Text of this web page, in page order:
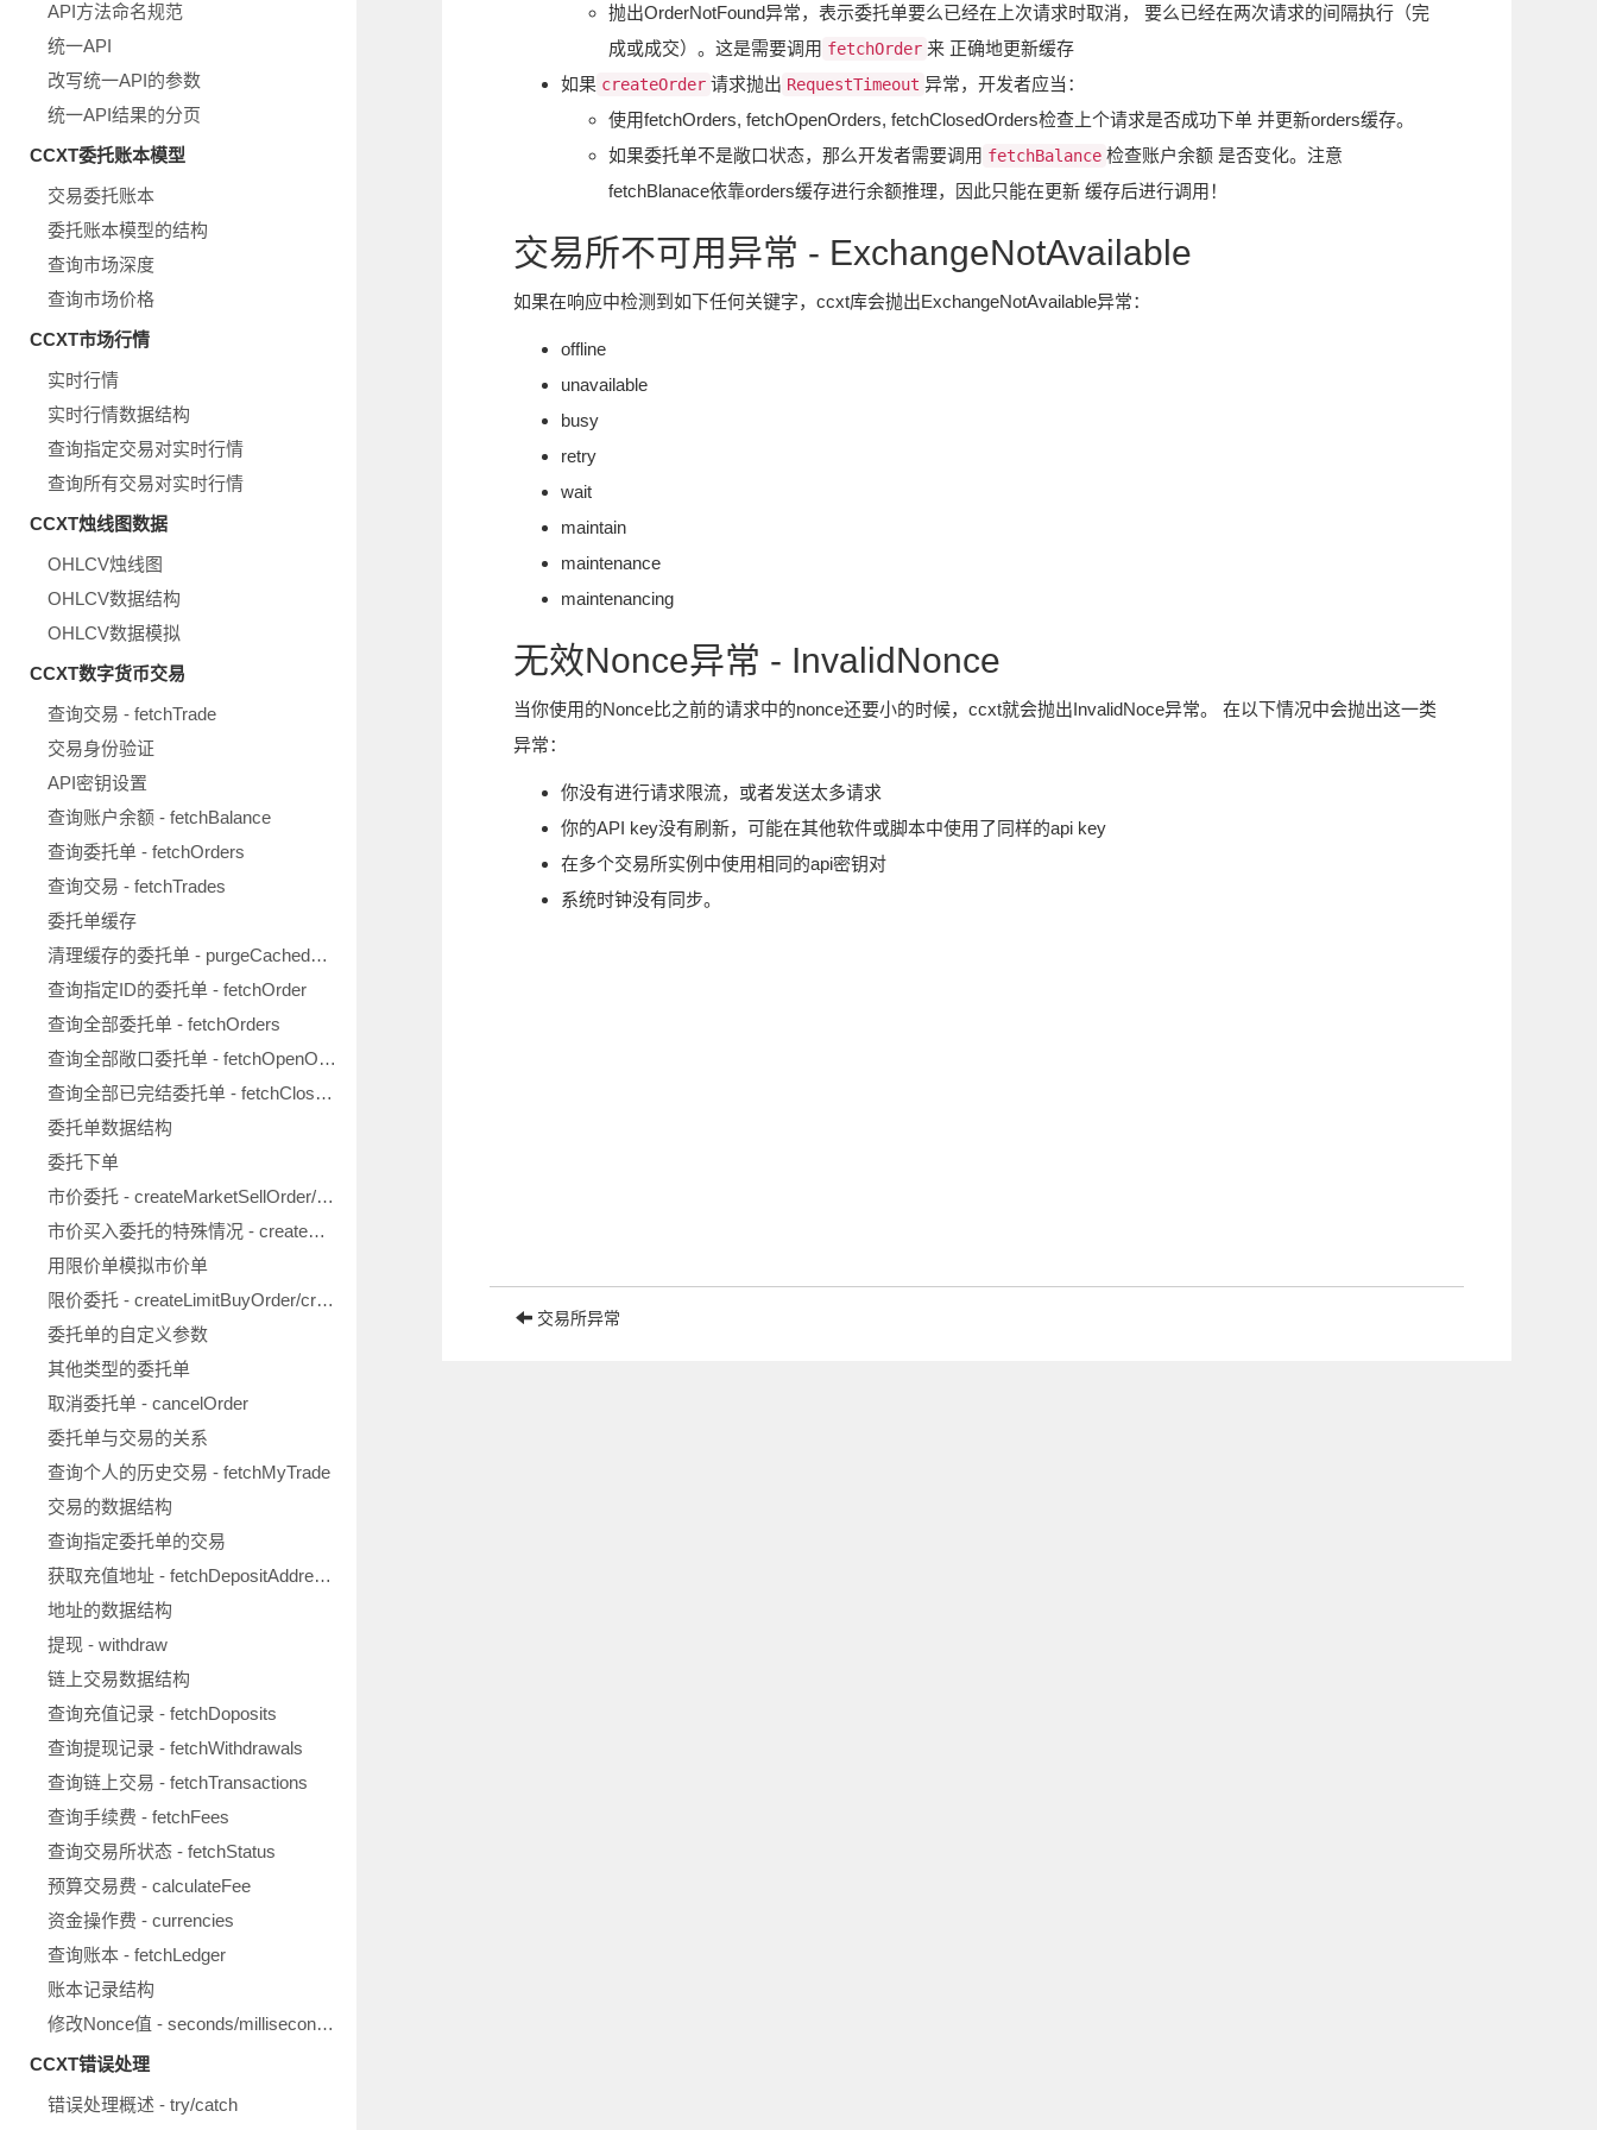
API方法命名规范
统一API
改写统一API的参数
统一API结果的分页
CCXT委托账本模型
交易委托账本
委托账本模型的结构
查询市场深度
查询市场价格
CCXT市场行情
实时行情
实时行情数据结构
查询指定交易对实时行情
查询所有交易对实时行情
CCXT烛线图数据
OHLCV烛线图
OHLCV数据结构
OHLCV数据模拟
CCXT数字货币交易
查询交易 - fetchTrade
交易身份验证
API密钥设置
查询账户余额 - fetchBalance
查询委托单 - fetchOrders
查询交易 - fetchTrades
委托单缓存
清理缓存的委托单 - purgeCachedOrders
查询指定ID的委托单 - fetchOrder
查询全部委托单 - fetchOrders
查询全部敞口委托单 - fetchOpenOrders
查询全部已完结委托单 - fetchClosedOrders
委托单数据结构
委托下单
市价委托 - createMarketSellOrder/createMarketBuyOrder
市价买入委托的特殊情况 - createMarketBuyOrderRequiresPrice
用限价单模拟市价单
限价委托 - createLimitBuyOrder/createLimitSellOrder
委托单的自定义参数
其他类型的委托单
取消委托单 - cancelOrder
委托单与交易的关系
查询个人的历史交易 - fetchMyTrade
交易的数据结构
查询指定委托单的交易
获取充值地址 - fetchDepositAddress/createDepositAddress
地址的数据结构
提现 - withdraw
链上交易数据结构
查询充值记录 - fetchDoposits
查询提现记录 - fetchWithdrawals
查询链上交易 - fetchTransactions
查询手续费 - fetchFees
查询交易所状态 - fetchStatus
预算交易费 - calculateFee
资金操作费 - currencies
查询账本 - fetchLedger
账本记录结构
修改Nonce值 - seconds/milliseconds/microseconds
CCXT错误处理
错误处理概述 - try/catch
抛出OrderNotFound异常，表示委托单要么已经在上次请求时取消， 要么已经在两次请求的间隔执行（完
成或成交）。这是需要调用 fetchOrder 来 正确地更新缓存
如果 createOrder 请求抛出 RequestTimeout 异常，开发者应当：
使用fetchOrders, fetchOpenOrders, fetchClosedOrders检查上个请求是否成功下单 并更新orders缓存。
如果委托单不是敞口状态，那么开发者需要调用 fetchBalance 检查账户余额 是否变化。注意
fetchBlanace依靠orders缓存进行余额推理，因此只能在更新 缓存后进行调用！
交易所不可用异常 - ExchangeNotAvailable
如果在响应中检测到如下任何关键字，ccxt库会抛出ExchangeNotAvailable异常：
offline
unavailable
busy
retry
wait
maintain
maintenance
maintenancing
无效Nonce异常 - InvalidNonce
当你使用的Nonce比之前的请求中的nonce还要小的时候，ccxt就会抛出InvalidNoce异常。 在以下情况中会抛出这一类
异常：
你没有进行请求限流，或者发送太多请求
你的API key没有刷新，可能在其他软件或脚本中使用了同样的api key
在多个交易所实例中使用相同的api密钥对
系统时钟没有同步。
交易所异常